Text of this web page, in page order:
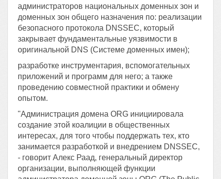
администраторов национальных доменных зон и
доменных зон общего назначения по: реализации
безопасного протокола DNSSEC, который
закрывает фундаментальные уязвимости в
оригинальной DNS (Системе доменных имен);
разработке инструментария, вспомогательных
приложений и программ для него; а также
проведению совместной практики и обмену
опытом.
"Администрация домена ORG инициировала
создание этой коалиции в общественных
интересах, для того чтобы поддержать тех, кто
занимается разработкой и внедрением DNSSEC,
- говорит Алекс Раад, генеральный директор
организации, выполняющей функции